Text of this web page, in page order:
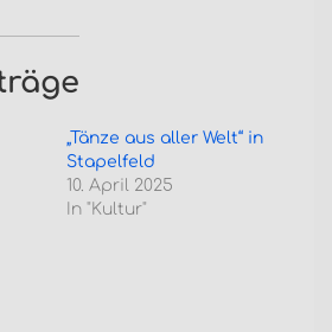
„Tänze aus aller Welt“ in
Stapelfeld
10. April 2025
In "Kultur"